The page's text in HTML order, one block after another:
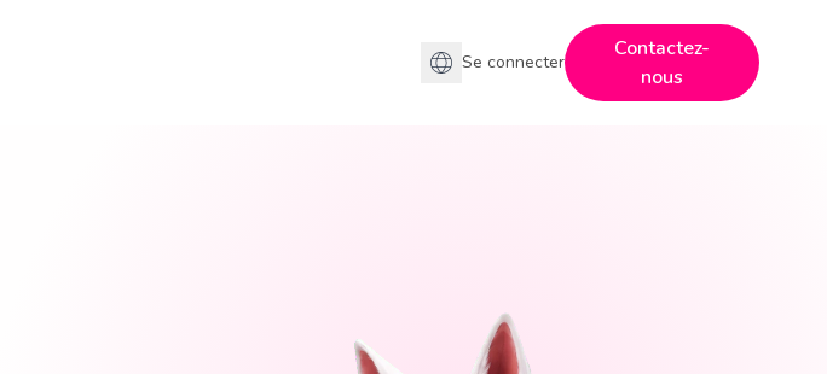
Se connecter
Contactez-
nous